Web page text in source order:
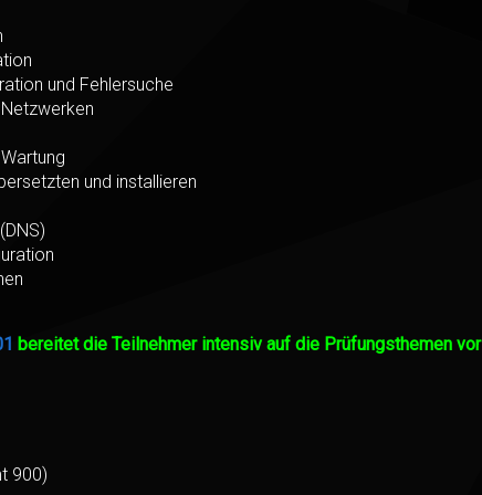
und Fehlersuche
und installieren
bereitet die Teilnehmer intensiv auf die Prüfungsthemen vor
900)